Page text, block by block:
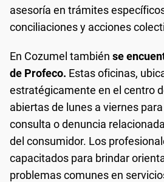
asesoría en trámites
conciliaciones y acciones
En Cozumel también se
de Profeco. Estas oficinas,
estratégicamente en el centro
abiertas de lunes a viernes
consulta o denuncia
del consumidor. Los
capacitados para brindar
problemas comunes en